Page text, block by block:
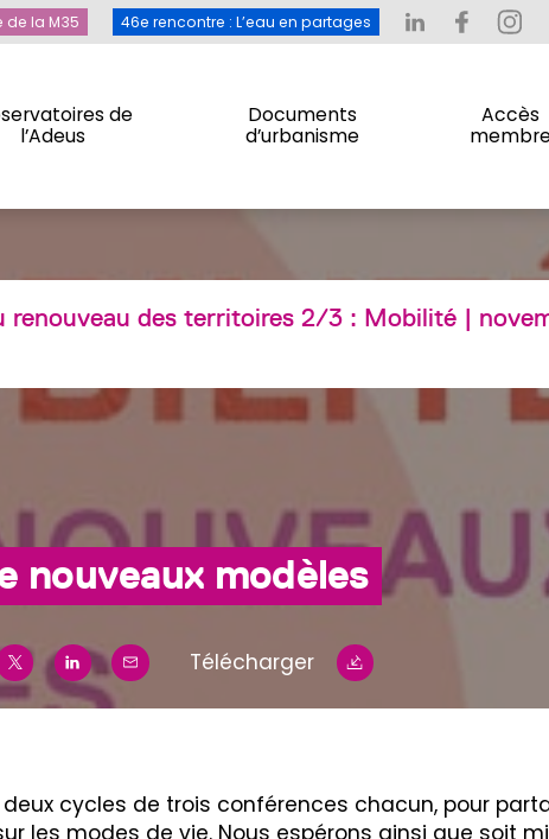
de
l’Adeus
Documents
d’urbanisme
Accès
de la M35 46e rencontre : L’eau en partages
de la M35 46e rencontre : L’eau en partages
des territoires 2/3 : Mobilité|
nouveaux modèles
Télécharger
cycles de trois conférences chacun, pour